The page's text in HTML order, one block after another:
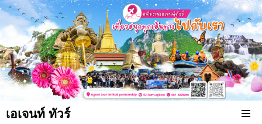
เอเจนท์ ทัวร์